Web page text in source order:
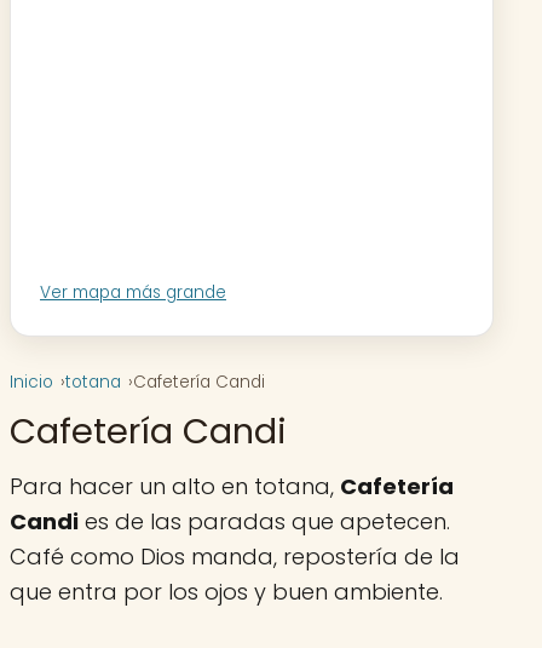
Ver mapa más grande
Inicio totana Cafetería Candi
Cafetería Candi
Para hacer un alto en totana, Cafetería
Candi es de las paradas que apetecen.
Café como Dios manda, repostería de la
que entra por los ojos y buen ambiente.